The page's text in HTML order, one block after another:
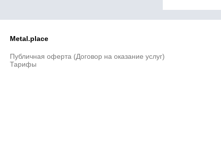
Metal.place
Публичная оферта (Договор на оказание услуг)
Тарифы